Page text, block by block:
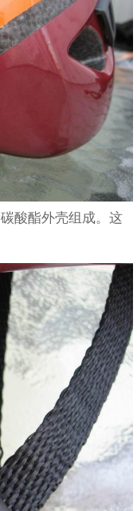
酸酯外壳组成。这